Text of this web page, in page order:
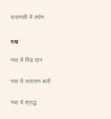
वाराणसी में तर्पण
गया
गया में पिंड दान
गया में नारायण बली
गया में श्राद्ध